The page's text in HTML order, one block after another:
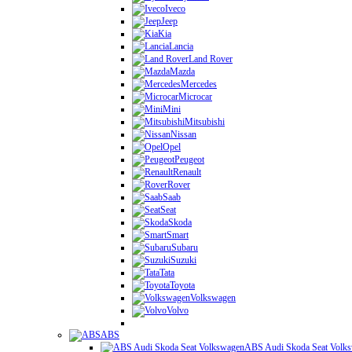
Iveco
Jeep
Kia
Lancia
Land Rover
Mazda
Mercedes
Microcar
Mini
Mitsubishi
Nissan
Opel
Peugeot
Renault
Rover
Saab
Seat
Skoda
Smart
Subaru
Suzuki
Tata
Toyota
Volkswagen
Volvo
ABS
ABS Audi Skoda Seat